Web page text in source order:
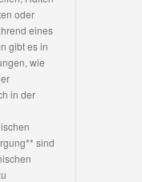
oder
eines
gibt es in
wie
in der
sind